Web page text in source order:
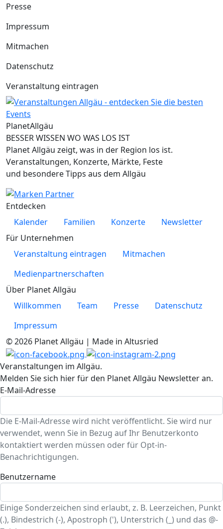
Presse
Impressum
Mitmachen
Datenschutz
Veranstaltung eintragen
PlanetAllgäu
BESSER WISSEN WO WAS LOS IST
Planet Allgäu zeigt, was in der Region los ist.
Veranstaltungen, Konzerte, Märkte, Feste
und besondere Tipps aus dem Allgäu
Entdecken
Kalender
Familien Konzerte
Newsletter
Für Unternehmen
Veranstaltung eintragen
Mitmachen
Medienpartnerschaften
Über Planet Allgäu
Willkommen
Team Presse
Datenschutz
Impressum
© 2026 Planet Allgäu | Made in Altusried
Veranstaltungen im Allgäu.
Melden Sie sich hier für den Planet Allgäu Newsletter an.
E-Mail-Adresse
Die E-Mail-Adresse wird nicht veröffentlicht. Sie wird nur
verwendet, wenn Sie in Bezug auf Ihr Benutzerkonto
kontaktiert werden müssen oder für Opt-in-
Benachrichtigungen.
Benutzername
Einige Sonderzeichen sind erlaubt, z. B. Leerzeichen, Punkt
(.), Bindestrich (-), Apostroph ('), Unterstrich (_) und das @-